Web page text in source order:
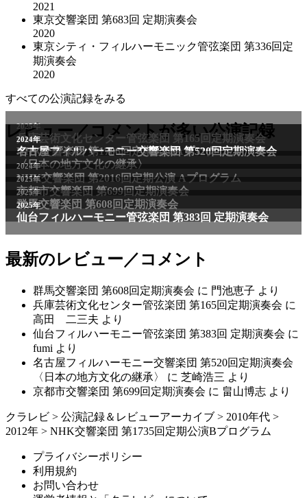
2021
東京交響楽団 第683回 定期演奏会
2020
東京シティ・フィルハーモニック管弦楽団 第336回定
期演奏会
2020
すべての公演記録をみる
レビュー／コメントが多い公演記録
最新のレビュー／コメント
群馬交響楽団 第608回定期演奏会 に 門池恵子 より
兵庫芸術文化センター管弦楽団 第165回定期演奏会 に
高田 二三夫 より
仙台フィルハーモニー管弦楽団 第383回 定期演奏会 に
fumi より
名古屋フィルハーモニー交響楽団 第520回定期演奏会
〈日本の地方文化の継承〉
に 芝崎浩三 より
京都市交響楽団 第699回定期演奏会 に 畠山博志 より
クラレビ > 公演記録＆レビューアーカイブ > 2010年代 >
2012年 > NHK交響楽団 第1735回定期公演Bプログラム
プライバシーポリシー
利用規約
お問い合わせ